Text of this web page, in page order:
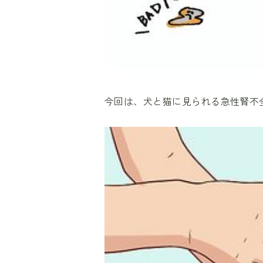
今回は、犬と猫に見られる急性腎